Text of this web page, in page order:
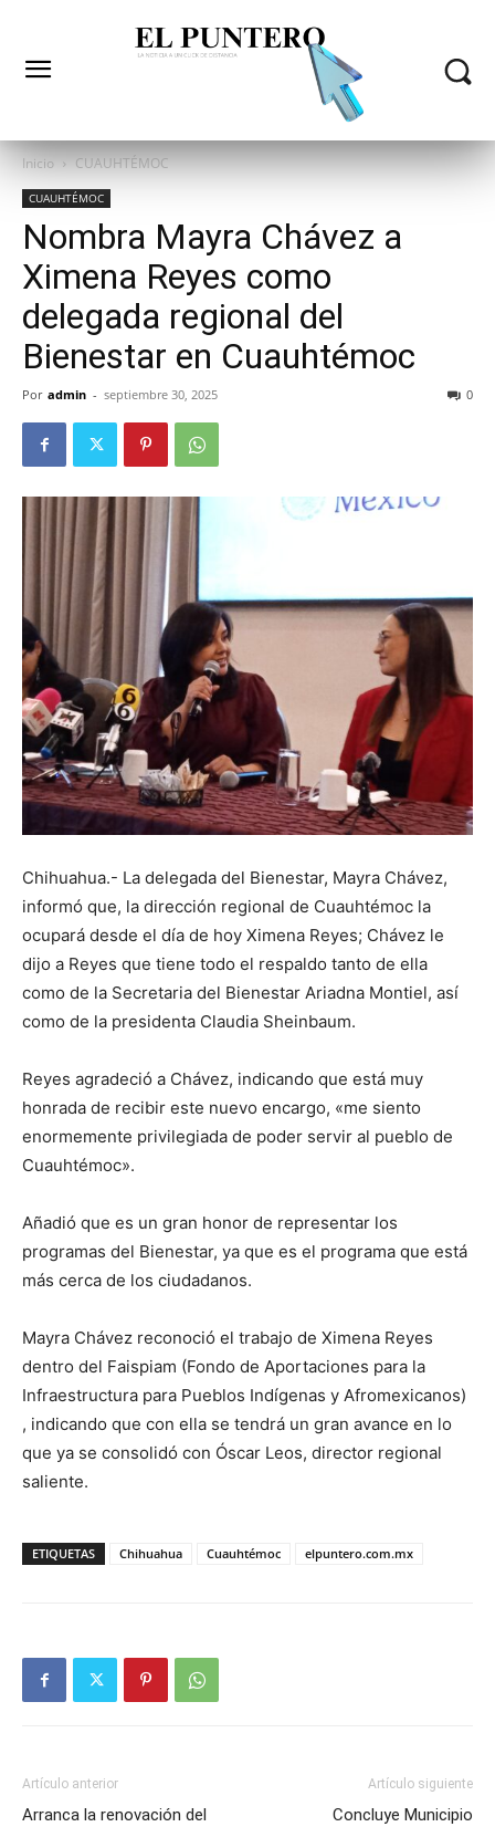
Inicio CUAUHTÉMOC
CUAUHTÉMOC
Nombra Mayra Chávez a
Ximena Reyes como
delegada regional del
Bienestar en Cuauhtémoc
Por admin - septiembre 30, 2025 0
Chihuahua.- La delegada del Bienestar, Mayra Chávez,
informó que, la dirección regional de Cuauhtémoc la
ocupará desde el día de hoy Ximena Reyes; Chávez le
dijo a Reyes que tiene todo el respaldo tanto de ella
como de la Secretaria del Bienestar Ariadna Montiel, así
como de la presidenta Claudia Sheinbaum.
Reyes agradeció a Chávez, indicando que está muy
honrada de recibir este nuevo encargo, «me siento
enormemente privilegiada de poder servir al pueblo de
Cuauhtémoc».
Añadió que es un gran honor de representar los
programas del Bienestar, ya que es el programa que está
más cerca de los ciudadanos.
Mayra Chávez reconoció el trabajo de Ximena Reyes
dentro del Faispiam (Fondo de Aportaciones para la
Infraestructura para Pueblos Indígenas y Afromexicanos)
, indicando que con ella se tendrá un gran avance en lo
que ya se consolidó con Óscar Leos, director regional
saliente.
ETIQUETAS Chihuahua Cuauhtémoc elpuntero.com.mx
Artículo anterior
Arranca la renovación del
Artículo siguiente
Concluye Municipio